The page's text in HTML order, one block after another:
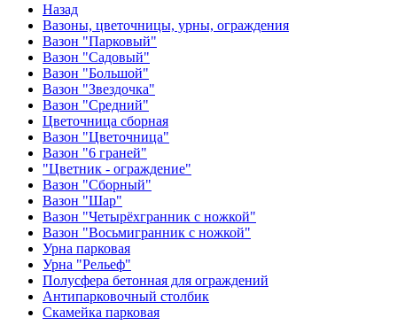
Назад
Вазоны, цветочницы, урны, ограждения
Вазон "Парковый"
Вазон "Садовый"
Вазон "Большой"
Вазон "Звездочка"
Вазон "Средний"
Цветочница сборная
Вазон "Цветочница"
Вазон "6 граней"
"Цветник - ограждение"
Вазон "Сборный"
Вазон "Шар"
Вазон "Четырёхгранник с ножкой"
Вазон "Восьмигранник с ножкой"
Урна парковая
Урна "Рельеф"
Полусфера бетонная для ограждений
Антипарковочный столбик
Скамейка парковая